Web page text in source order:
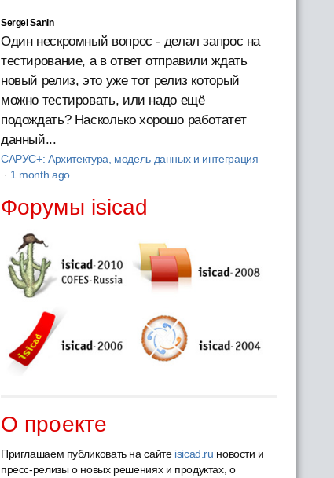
Sergei Sanin
Один нескромный вопрос - делал запрос на
тестирование, а в ответ отправили ждать
новый релиз, это уже тот релиз который
можно тестировать, или надо ещё
подождать? Насколько хорошо работатет
данный...
САРУС+: Архитектура, модель данных и интеграция
· 1 month ago
Форумы isicad
О проекте
Приглашаем публиковать на сайте isicad.ru новости и
пресс-релизы о новых решениях и продуктах, о